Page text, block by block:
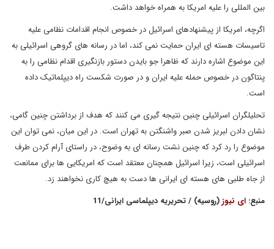
بین المللی را علیه امریکا به همراه خواهد داشت.
اگرچه، امریکا از پیشنهادهای اسرائیل در خصوص انجام اقدامات نظامی علیه
تاسیسات هسته ای ایران حمایت نمی کند، اما در رسانه های گروهی اسرائیلی به
این موضوع اشاره دارند که ظاهرا جو بایدن دستور بازنگیری اقدام نظامی را به
پنتاگون در خصوص حمله علیه ایران و در صورت شکست راه دیپلماتیک داده
است.
تحلیلگران اسرائیلی چنین نتیجه گیری می کنند که هدف از برداشتن چنین گامی،
نشان دادن لبریز شدن صبر واشنگتن به تهران است. در این میان، نمی توان این
موضوع را رد کرد که چنین نشت رسانه ای به وضوح، در راستای آرام کردن طرف
اسرائیلی است، زیرا اسرائیل همچنان معتقد است که امریکایی ها برای ممانعت
از جاه طلبی های هسته ای ایرانی ها دست به هیچ کاری نخواهند زد.
منبع: ای نیوز(روسیه) / تحریریه دیپلماسی ایرانی/11